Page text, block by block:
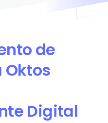
de
Oktos
Digital